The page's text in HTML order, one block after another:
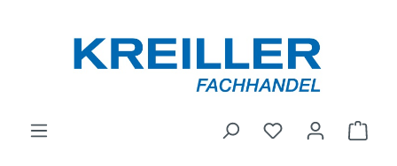
Du hast 0